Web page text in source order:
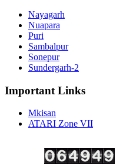
Nayagarh
Nuapara
Puri
Sambalpur
Sonepur
Sundergarh-2
Important Links
Mkisan
ATARI Zone VII